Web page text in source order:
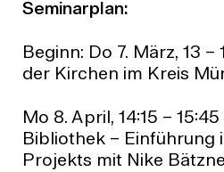
Seminarplan:
Beginn: Do 7. März, 13
der Kirchen im Kreis
Mo 8. April, 14:15 –
Bibliothek – Einführung
Projekts mit Nike